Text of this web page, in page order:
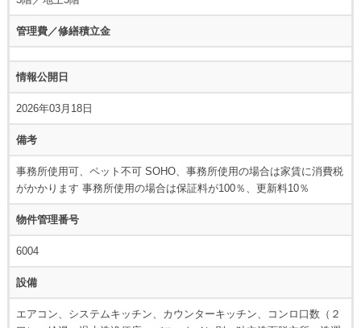
管理費／修繕積立金
情報公開日
2026年03月18日
備考
事務所使用可、ペット不可 SOHO、事務所使用の場合は家賃に消費税
がかかります 事務所使用の場合は保証料が100％、更新料10％
物件管理番号
6004
設備
エアコン、システムキッチン、カウンターキッチン、コンロ口数（２